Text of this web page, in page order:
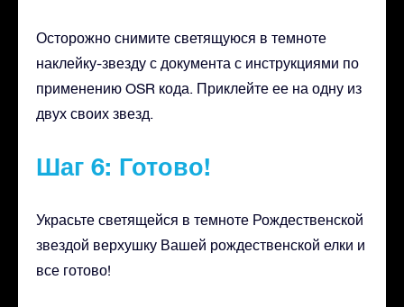
Осторожно снимите светящуюся в темноте
наклейку-звезду с документа с инструкциями по
применению OSR кода. Приклейте ее на одну из
двух своих звезд.
Шаг 6: Готово!
Украсьте светящейся в темноте Рождественской
звездой верхушку Вашей рождественской елки и
все готово!